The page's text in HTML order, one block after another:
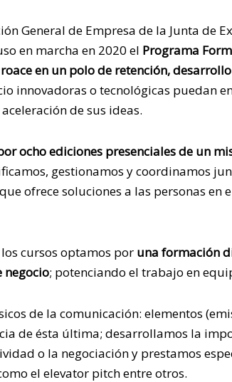
General de Empresa de la Junta de
en marcha en 2020 el Programa
en un polo de retención,
innovadoras o tecnológicas puedan
de sus ideas.
ocho ediciones presenciales de un
gestionamos y coordinamos
ofrece soluciones a las personas
cursos optamos por una formación
negocio; potenciando el trabajo en
de la comunicación: elementos
de ésta última; desarrollamos la
o la negociación y prestamos
el elevator pitch entre otros.